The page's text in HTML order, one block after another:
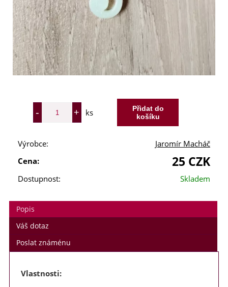
ks
Výrobce:
Jaromír Macháč
Cena:
25 CZK
Dostupnost: Skladem
Popis
Váš dotaz
Poslat známénu
Vlastnosti:
v termínu 3. - 7. srpna 2026 jsem na táborě jako vedoucí. V
místě není signál. Veškeré objednávky a požadavky vyřídím po
Děkuji za pochopení a přeji hezké letní dny